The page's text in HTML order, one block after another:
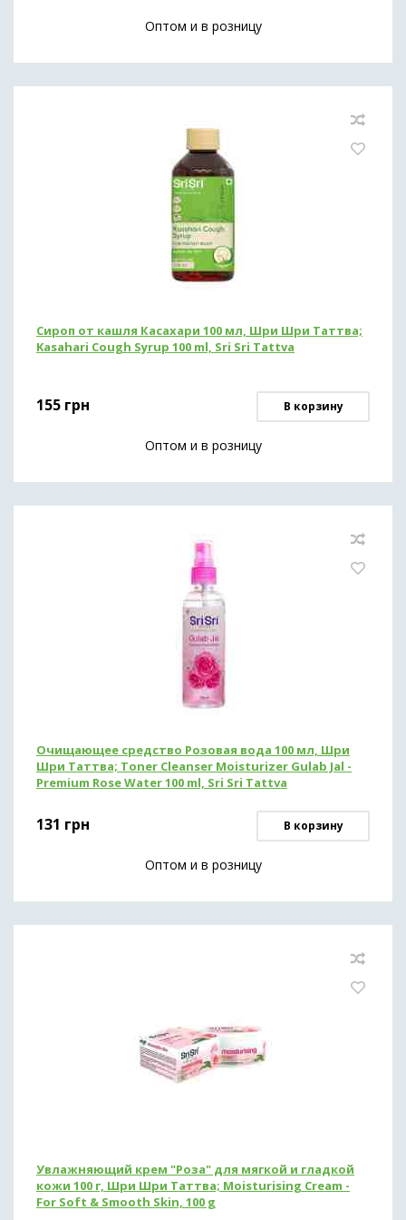
Оптом и в розницу
Сироп от кашля Касахари 100 мл, Шри Шри Таттва;
Kasahari Cough Syrup 100 ml, Sri Sri Tattva
155 грн В корзину
Оптом и в розницу
Очищающее средство Розовая вода 100 мл, Шри
Шри Таттва; Toner Cleanser Moisturizer Gulab Jal -
Premium Rose Water 100 ml, Sri Sri Tattva
131 грн В корзину
Оптом и в розницу
Увлажняющий крем "Роза" для мягкой и гладкой
кожи 100 г, Шри Шри Таттва; Moisturising Cream -
For Soft & Smooth Skin, 100 g